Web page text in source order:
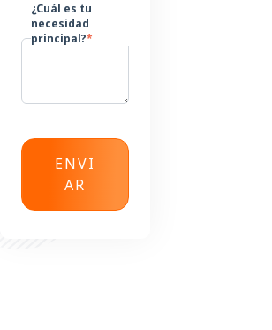
¿Cuál es tu
necesidad
principal?*